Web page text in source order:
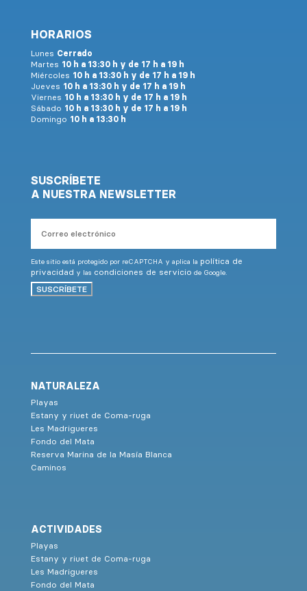
HORARIOS
Lunes Cerrado
Martes 10 h a 13:30 h y de 17 h a 19 h
Miércoles 10 h a 13:30 h y de 17 h a 19 h
Jueves 10 h a 13:30 h y de 17 h a 19 h
Viernes 10 h a 13:30 h y de 17 h a 19 h
Sábado 10 h a 13:30 h y de 17 h a 19 h
Domingo 10 h a 13:30 h
SUSCRÍBETE
A NUESTRA NEWSLETTER
electrónico
Este sitio está protegido por reCAPTCHA y aplica la política de
privacidad y las condiciones de servicio de Google.
SUSCRÍBETE
NATURALEZA
Playas
Estany y riuet de Coma-ruga
Les Madrigueres
Fondo del Mata
Reserva Marina de la Masía Blanca
Caminos
ACTIVIDADES
Playas
Estany y riuet de Coma-ruga
Les Madrigueres
Fondo del Mata